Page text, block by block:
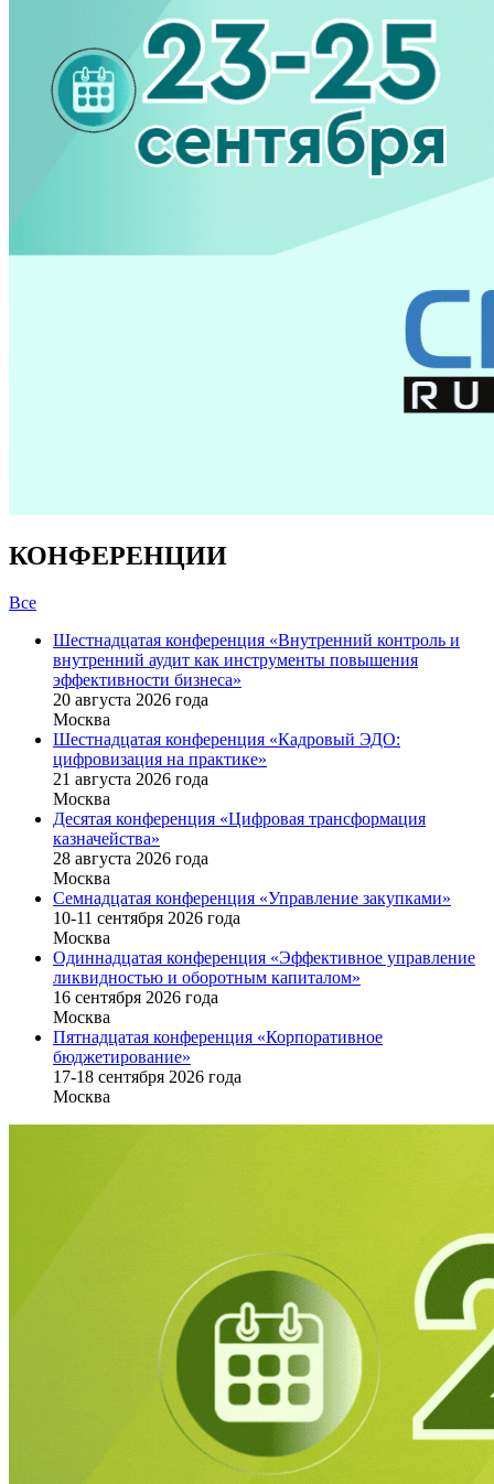
КОНФЕРЕНЦИИ
Все
Шестнадцатая конференция «Внутренний контроль и
внутренний аудит как инструменты повышения
эффективности бизнеса»
20 августа 2026 года
Москва
Шестнадцатая конференция «Кадровый ЭДО:
цифровизация на практике»
21 августа 2026 года
Москва
Десятая конференция «Цифровая трансформация
казначейства»
28 августа 2026 года
Москва
Семнадцатая конференция «Управление закупками»
10-11 сентября 2026 года
Москва
Одиннадцатая конференция «Эффективное управление
ликвидностью и оборотным капиталом»
16 cентября 2026 года
Москва
Пятнадцатая конференция «Корпоративное
бюджетирование»
17-18 сентября 2026 года
Москва